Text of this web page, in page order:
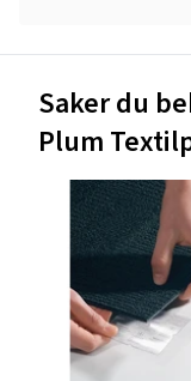
Saker du
Plum